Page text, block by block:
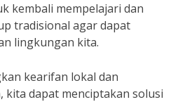
kembali mempelajari dan
tradisional agar dapat
lingkungan kita.
kearifan lokal dan
kita dapat menciptakan solusi